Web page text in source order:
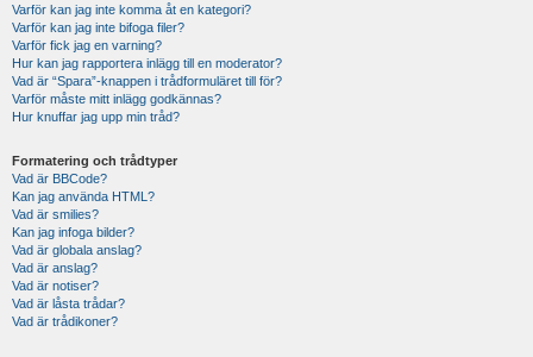
Varför kan jag inte komma åt en kategori?
Varför kan jag inte bifoga filer?
Varför fick jag en varning?
Hur kan jag rapportera inlägg till en moderator?
Vad är “Spara”-knappen i trådformuläret till för?
Varför måste mitt inlägg godkännas?
Hur knuffar jag upp min tråd?
Formatering och trådtyper
Vad är BBCode?
Kan jag använda HTML?
Vad är smilies?
Kan jag infoga bilder?
Vad är globala anslag?
Vad är anslag?
Vad är notiser?
Vad är låsta trådar?
Vad är trådikoner?